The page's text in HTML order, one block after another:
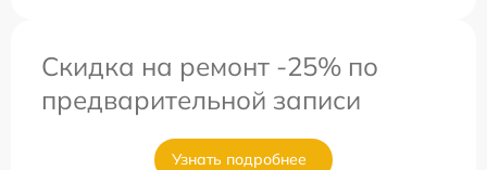
Скидка на ремонт -25% по
предварительной записи
Узнать подробнее